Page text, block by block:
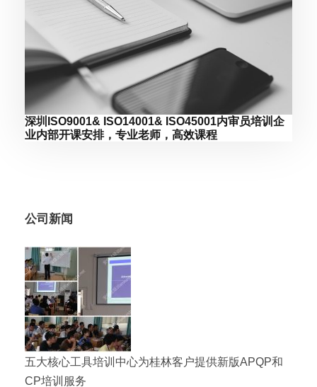
深圳ISO9001& ISO14001& ISO45001内审员培训企
业内部开课安排，专业老师，高效课程
公司新闻
五大核心工具培训中心为桂林客户提供新版APQP和
CP培训服务